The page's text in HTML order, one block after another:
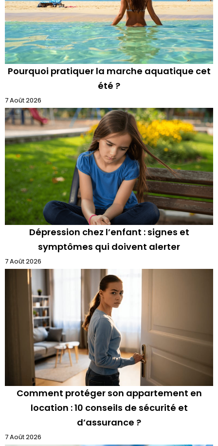
Pourquoi pratiquer la marche aquatique cet
été ?
7 Août 2026
Dépression chez l’enfant : signes et
symptômes qui doivent alerter
7 Août 2026
Comment protéger son appartement en
location : 10 conseils de sécurité et
d’assurance ?
7 Août 2026